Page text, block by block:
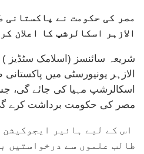
مصر کی حکومت نے پاکستانی
الازہر اسکالرشپ کا اعلان
شریعہ سائنسز (اسلامک سٹڈیز )
الازہر یونیورسٹی میں
اسکالرشپ مہیا کی جائے گی،
مصر کی حکومت برداشت کرے
اس کے لیے ہائیر
طالب علموں سے درخواستیں